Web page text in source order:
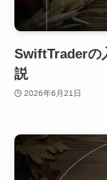
SwiftTraderの
説
2026年6月21日